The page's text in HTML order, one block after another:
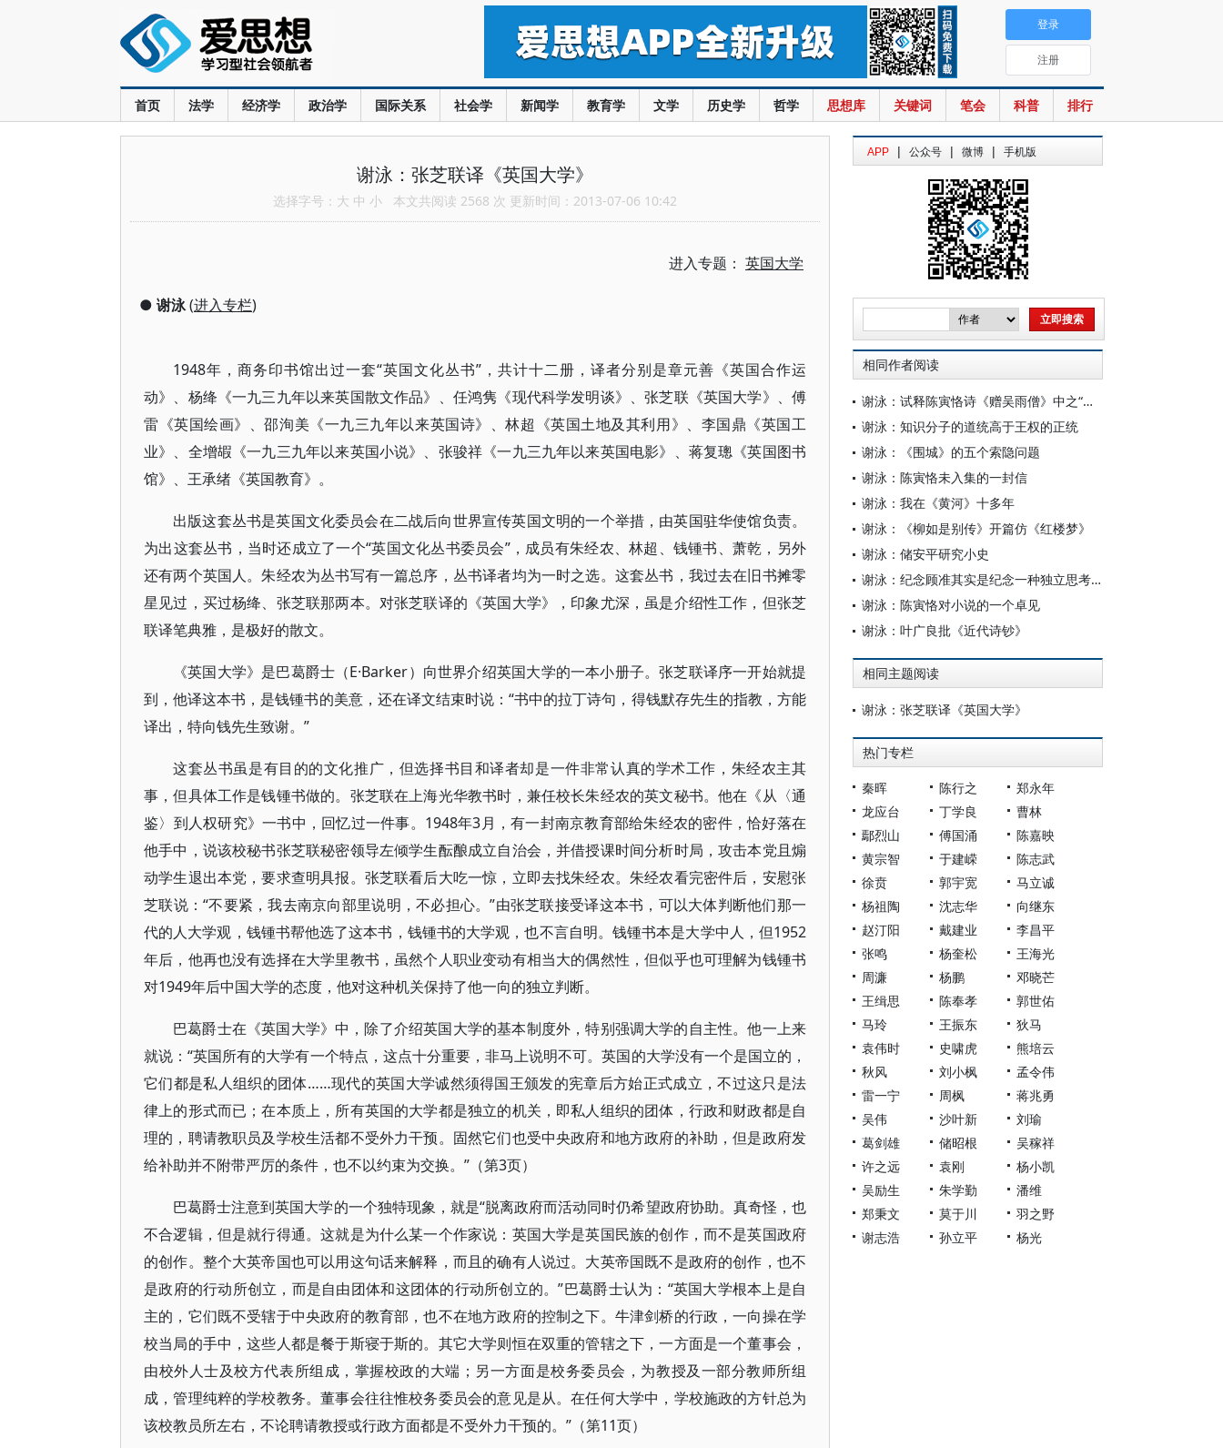
首页 法学 经济学 政治学 国际关系 社会学 新闻学 教育学 文学 历史学 哲学 思想库 关键词 笔会 科普 排行
登录
注册
谢泳：张芝联译《英国大学》
选择字号： 大 中 小 本文共阅读 2568 次 更新时间：2013-07-06 10:42
进入专题： 英国大学
● 谢泳(进入专栏)
1948年，商务印书馆出过一套“英国文化丛书”，共计十二册，译者分别是章元善《英国合作运
动》、杨绛《一九三九年以来英国散文作品》、任鸿隽《现代科学发明谈》、张芝联《英国大学》、傅
雷《英国绘画》、邵洵美《一九三九年以来英国诗》、林超《英国土地及其利用》、李国鼎《英国工
业》、全增嘏《一九三九年以来英国小说》、张骏祥《一九三九年以来英国电影》、蒋复璁《英国图书
馆》、王承绪《英国教育》。
出版这套丛书是英国文化委员会在二战后向世界宣传英国文明的一个举措，由英国驻华使馆负责。
为出这套丛书，当时还成立了一个“英国文化丛书委员会”，成员有朱经农、林超、钱锺书、萧乾，另外
还有两个英国人。朱经农为丛书写有一篇总序，丛书译者均为一时之选。这套丛书，我过去在旧书摊零
星见过，买过杨绛、张芝联那两本。对张芝联译的《英国大学》，印象尤深，虽是介绍性工作，但张芝
联译笔典雅，是极好的散文。
《英国大学》是巴葛爵士（E·Barker）向世界介绍英国大学的一本小册子。张芝联译序一开始就提
到，他译这本书，是钱锺书的美意，还在译文结束时说：“书中的拉丁诗句，得钱默存先生的指教，方能
译出，特向钱先生致谢。”
这套丛书虽是有目的的文化推广，但选择书目和译者却是一件非常认真的学术工作，朱经农主其
事，但具体工作是钱锺书做的。张芝联在上海光华教书时，兼任校长朱经农的英文秘书。他在《从〈通
鉴〉到人权研究》一书中，回忆过一件事。1948年3月，有一封南京教育部给朱经农的密件，恰好落在
他手中，说该校秘书张芝联秘密领导左倾学生酝酿成立自治会，并借授课时间分析时局，攻击本党且煽
动学生退出本党，要求查明具报。张芝联看后大吃一惊，立即去找朱经农。朱经农看完密件后，安慰张
芝联说：“不要紧，我去南京向部里说明，不必担心。”由张芝联接受译这本书，可以大体判断他们那一
代的人大学观，钱锺书帮他选了这本书，钱锺书的大学观，也不言自明。钱锺书本是大学中人，但1952
年后，他再也没有选择在大学里教书，虽然个人职业变动有相当大的偶然性，但似乎也可理解为钱锺书
对1949年后中国大学的态度，他对这种机关保持了他一向的独立判断。
巴葛爵士在《英国大学》中，除了介绍英国大学的基本制度外，特别强调大学的自主性。他一上来
就说：“英国所有的大学有一个特点，这点十分重要，非马上说明不可。英国的大学没有一个是国立的，
它们都是私人组织的团体……现代的英国大学诚然须得国王颁发的宪章后方始正式成立，不过这只是法
律上的形式而已；在本质上，所有英国的大学都是独立的机关，即私人组织的团体，行政和财政都是自
理的，聘请教职员及学校生活都不受外力干预。固然它们也受中央政府和地方政府的补助，但是政府发
给补助并不附带严厉的条件，也不以约束为交换。”（第3页）
巴葛爵士注意到英国大学的一个独特现象，就是“脱离政府而活动同时仍希望政府协助。真奇怪，也
不合逻辑，但是就行得通。这就是为什么某一个作家说：英国大学是英国民族的创作，而不是英国政府
的创作。整个大英帝国也可以用这句话来解释，而且的确有人说过。大英帝国既不是政府的创作，也不
是政府的行动所创立，而是自由团体和这团体的行动所创立的。”巴葛爵士认为：“英国大学根本上是自
主的，它们既不受辖于中央政府的教育部，也不在地方政府的控制之下。牛津剑桥的行政，一向操在学
校当局的手中，这些人都是餐于斯寝于斯的。其它大学则恒在双重的管辖之下，一方面是一个董事会，
由校外人士及校方代表所组成，掌握校政的大端；另一方面是校务委员会，为教授及一部分教师所组
成，管理纯粹的学校教务。董事会往往惟校务委员会的意见是从。在任何大学中，学校施政的方针总为
该校教员所左右，不论聘请教授或行政方面都是不受外力干预的。”（第11页）
APP | 公众号 | 微博 | 手机版
相同作者阅读
谢泳：试释陈寅恪诗《赠吴雨僧》中之“讵公”
谢泳：知识分子的道统高于王权的正统
谢泳：《围城》的五个索隐问题
谢泳：陈寅恪未入集的一封信
谢泳：我在《黄河》十多年
谢泳：《柳如是别传》开篇仿《红楼梦》
谢泳：储安平研究小史
谢泳：纪念顾准其实是纪念一种独立思考精神
谢泳：陈寅恪对小说的一个卓见
谢泳：叶广良批《近代诗钞》
相同主题阅读
谢泳：张芝联译《英国大学》
热门专栏
秦晖 陈行之
郑永年
龙应台
丁学良
曹林
鄢烈山
傅国涌
陈嘉映
黄宗智
于建嵘
陈志武
徐贲
郭宇宽
马立诚
杨祖陶
沈志华
向继东
赵汀阳
戴建业
李昌平
张鸣
杨奎松
王海光
周濂
杨鹏
邓晓芒
王缉思
陈奉孝
郭世佑
马玲
王振东
狄马
袁伟时
史啸虎
熊培云
秋风
刘小枫
孟令伟
雷一宁
周枫
蒋兆勇
吴伟
沙叶新
刘瑜
葛剑雄
储昭根
吴稼祥
许之远
袁刚
杨小凯
吴励生
朱学勤
潘维
郑秉文
莫于川
羽之野
谢志浩
孙立平 杨光